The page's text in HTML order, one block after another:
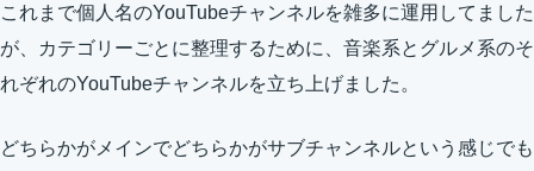
これまで個人名のYouTubeチャンネルを雑多に運用してました
が、カテゴリーごとに整理するために、音楽系とグルメ系のそ
れぞれのYouTubeチャンネルを立ち上げました。
どちらかがメインでどちらかがサブチャンネルという感じでも